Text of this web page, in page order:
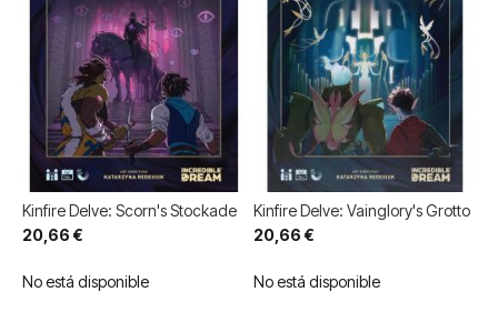
Kinfire Delve: Scorn's Stockade
20,66 €
No está disponible
Kinfire Delve: Vainglory's Grotto
20,66 €
No está disponible